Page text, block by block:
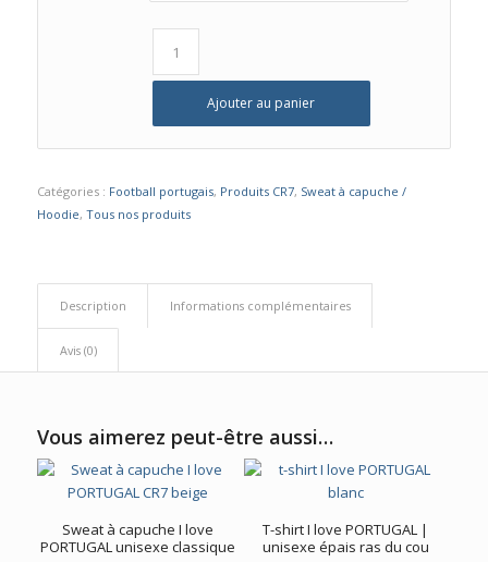
Ajouter au panier
Catégories : Football portugais, Produits CR7, Sweat à capuche /
Hoodie, Tous nos produits
Description Informations complémentaires
Avis (0)
Vous aimerez peut-être aussi…
Sweat à capuche I love
PORTUGAL unisexe classique
T-shirt I love PORTUGAL |
unisexe épais ras du cou